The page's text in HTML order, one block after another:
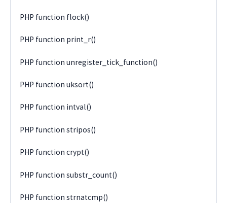
PHP function flock()
PHP function print_r()
PHP function unregister_tick_function()
PHP function uksort()
PHP function intval()
PHP function stripos()
PHP function crypt()
PHP function substr_count()
PHP function strnatcmp()